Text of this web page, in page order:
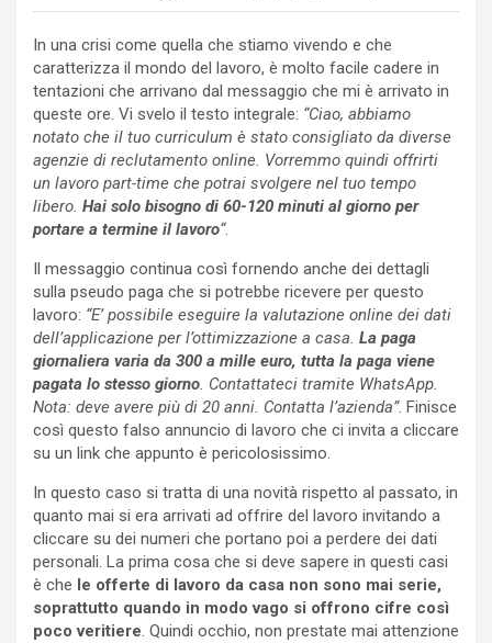
In una crisi come quella che stiamo vivendo e che
caratterizza il mondo del lavoro, è molto facile cadere in
tentazioni che arrivano dal messaggio che mi è arrivato in
queste ore. Vi svelo il testo integrale: “Ciao, abbiamo
notato che il tuo curriculum è stato consigliato da diverse
agenzie di reclutamento online. Vorremmo quindi offrirti
un lavoro part-time che potrai svolgere nel tuo tempo
libero. Hai solo bisogno di 60-120 minuti al giorno per
portare a termine il lavoro“.
Il messaggio continua così fornendo anche dei dettagli
sulla pseudo paga che si potrebbe ricevere per questo
lavoro: “E’ possibile eseguire la valutazione online dei dati
dell’applicazione per l’ottimizzazione a casa. La paga
giornaliera varia da 300 a mille euro, tutta la paga viene
pagata lo stesso giorno. Contattateci tramite WhatsApp.
Nota: deve avere più di 20 anni. Contatta l’azienda”. Finisce
così questo falso annuncio di lavoro che ci invita a cliccare
su un link che appunto è pericolosissimo.
In questo caso si tratta di una novità rispetto al passato, in
quanto mai si era arrivati ad offrire del lavoro invitando a
cliccare su dei numeri che portano poi a perdere dei dati
personali. La prima cosa che si deve sapere in questi casi
è che le offerte di lavoro da casa non sono mai serie,
soprattutto quando in modo vago si offrono cifre così
poco veritiere. Quindi occhio, non prestate mai attenzione